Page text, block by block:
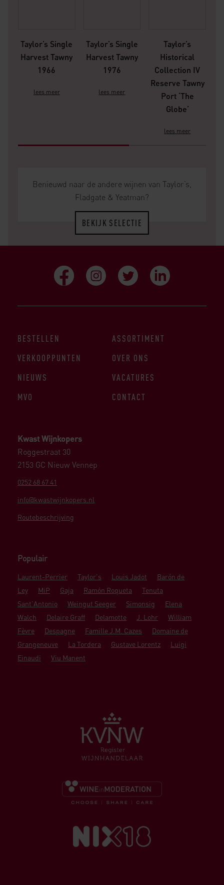
Taylor’s Single
Harvest Tawny
1966
lees meer
Taylor’s Single
Harvest Tawny
1976
lees meer
Taylor’s
Historical
Collection IV
Reserve Tawny
Port ‘The
Globe’
lees meer
Benieuwd naar de andere wijnen van Taylor’s,
Fladgate & Yeatman?
BEKIJK SELECTIE
Kwast Wijnkopers
Roggestraat 30
2153 GC Nieuw Vennep
0252 68 67 41
info@kwastwijnkopers.nl
Routebeschrijving
Populair
Laurent-Perrier Taylor's Louis Jadot
Barón de
Ley
MiP Gaja Ramón Roqueta
Tenuta
Sant'Antonio
Weingut Seeger Simonsig
Elena
Walch
Delaire Graff Delamotte J. Lohr
William
Fèvre
Despagne Famille J.M. Cazes
Domaine de
Grangeneuve
La Tordera Gustave Lorentz
Luigi
Einaudi
Viu Manent
BESTELLEN
ASSORTIMENT
VERKOOPPUNTEN
OVER ONS
NIEUWS
VACATURES
MVO
CONTACT